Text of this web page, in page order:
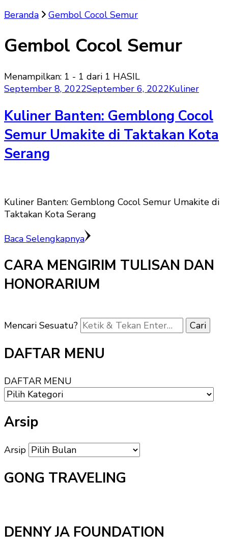
Beranda
Gembol Cocol Semur
Gembol Cocol Semur
Menampilkan: 1 - 1 dari 1 HASIL
September 8, 2022September 6, 2022Kuliner
Kuliner Banten: Gemblong Cocol
Semur Umakite di Taktakan Kota
Serang
Kuliner Banten: Gemblong Cocol Semur Umakite di
Taktakan Kota Serang
Baca Selengkapnya
CARA MENGIRIM TULISAN DAN
HONORARIUM
Mencari Sesuatu?
DAFTAR MENU
DAFTAR MENU
Arsip
Arsip
GONG TRAVELING
DENNY JA FOUNDATION